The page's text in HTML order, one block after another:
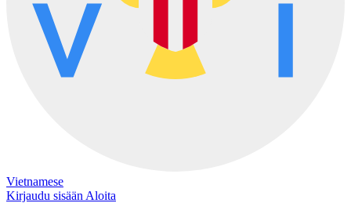
Vietnamese
Kirjaudu sisään Aloita